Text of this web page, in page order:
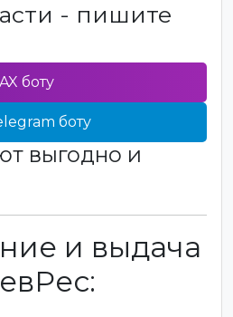
- пишите
боту
боту
выгодно и
и выдача